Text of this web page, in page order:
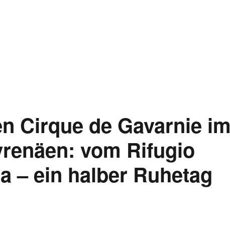
Cirque de Gavarnie im
vom Rifugio
– ein halber Ruhetag